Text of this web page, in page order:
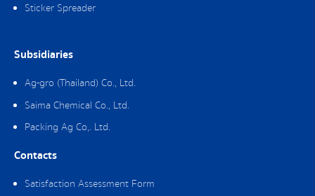
Sticker Spreader
Subsidiaries
Ag-gro (Thailand) Co., Ltd.
Saima Chemical Co., Ltd.
Packing Ag Co,. Ltd.
Contacts
Satisfaction Assessment Form